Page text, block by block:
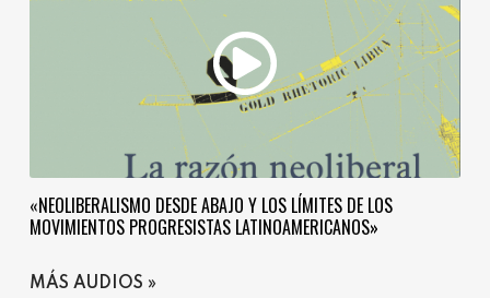
«NEOLIBERALISMO DESDE ABAJO Y LOS LÍMITES DE LOS
MOVIMIENTOS PROGRESISTAS LATINOAMERICANOS»
MÁS AUDIOS